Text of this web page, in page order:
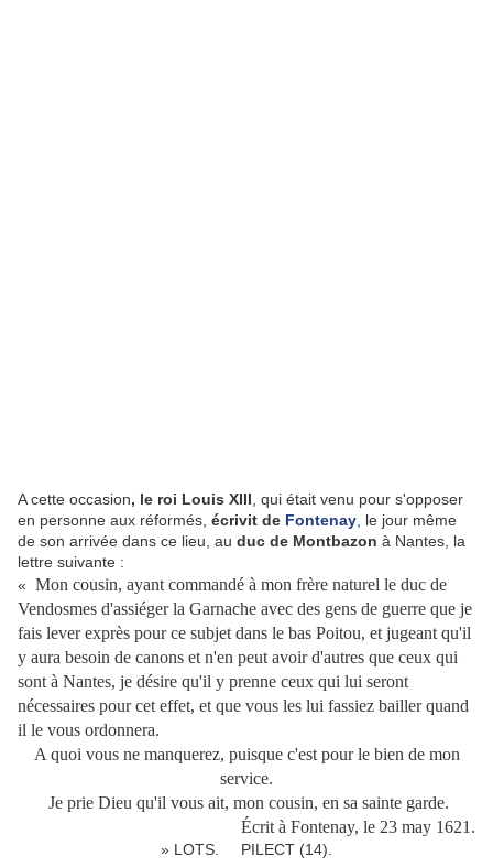
A cette occasion, le roi Louis XIII , qui était venu pour s'opposer
en personne aux réformés, écrivit de Fontenay le jour même
de son arrivée dans ce lieu, au duc de Montbazon à Nantes, la
lettre suivante :
« Mon cousin, ayant commandé à mon frère naturel le duc de
Vendosmes d'assiéger la Garnache avec des gens de guerre que je
fais lever exprès pour ce subjet dans le bas Poitou, et jugeant qu'il
y aura besoin de canons et n'en peut avoir d'autres que ceux qui
sont à Nantes, je désire qu'il y prenne ceux qui lui seront
nécessaires pour cet effet, et que vous les lui fassiez bailler quand
il le vous ordonnera.
A quoi vous ne manquerez, puisque c'est pour le bien de mon
service.
Je prie Dieu qu'il vous ait, mon cousin, en sa sainte garde.
Écrit à Fontenay, le 23 may 1621.
» LOTS. PILECT (14).